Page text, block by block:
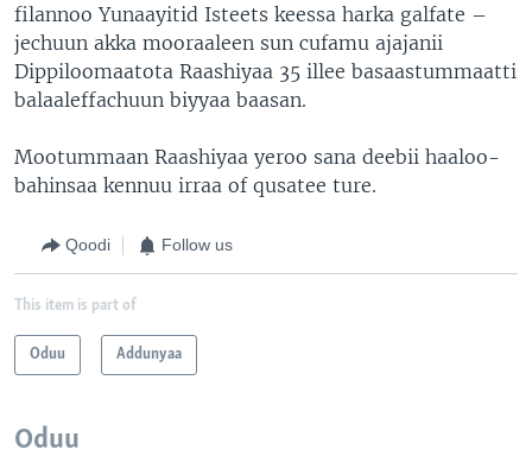
filannoo Yunaayitid Isteets keessa harka galfate –
jechuun akka mooraaleen sun cufamu ajajanii
Dippiloomaatota Raashiyaa 35 illee basaastummaatti
balaaleffachuun biyyaa baasan.
Mootummaan Raashiyaa yeroo sana deebii haaloo-
bahinsaa kennuu irraa of qusatee ture.
Qoodi Follow us
This item is part of
Oduu Addunyaa
Oduu